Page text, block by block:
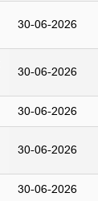
30-06-2026
30-06-2026
30-06-2026
30-06-2026
30-06-2026